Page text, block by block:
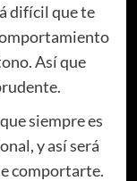
difícil que te
Así que
siempre es
y así será
comportarte.